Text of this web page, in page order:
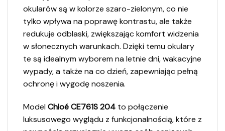
okularów są w kolorze szaro-zielonym, co nie
tylko wpływa na poprawę kontrastu, ale także
redukuje odblaski, zwiększając komfort widzenia
w słonecznych warunkach. Dzięki temu okulary
te są idealnym wyborem na letnie dni, wakacyjne
wypady, a także na co dzień, zapewniając pełną
ochronę i wygodę noszenia.
ModelChloé CE761S 204 to połączenie
luksusowego wyglądu z funkcjonalnością, które z